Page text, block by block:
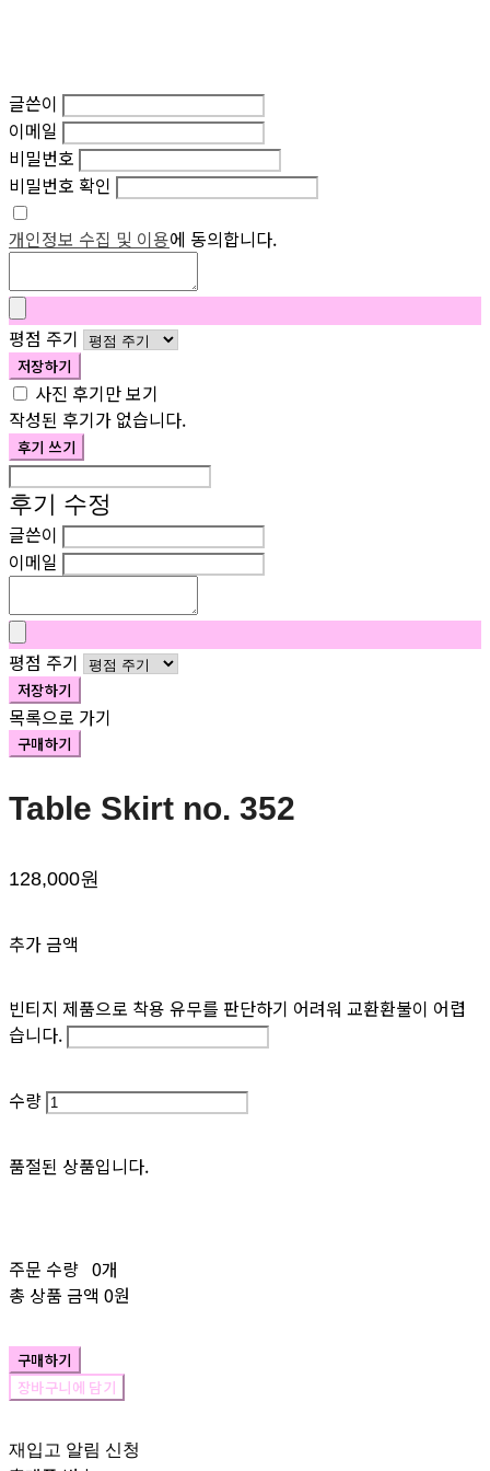
글쓴이
이메일
비밀번호
비밀번호 확인
개인정보 수집 및 이용에 동의합니다.
평점 주기
저장하기
사진 후기만 보기
작성된 후기가 없습니다.
후기 쓰기
후기 수정
글쓴이
이메일
평점 주기
저장하기
목록으로 가기
구매하기
Table Skirt no. 352
128,000원
추가 금액
빈티지 제품으로 착용 유무를 판단하기 어려워 교환환불이 어렵
습니다.
수량
품절된 상품입니다.
주문 수량 0개
총 상품 금액 0원
구매하기
장바구니에 담기
재입고 알림 신청